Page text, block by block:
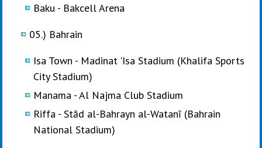
Baku - Bakcell Arena
05.) Bahrain
Isa Town - Madinat 'Isa Stadium (Khalifa Sports
City Stadium)
Manama - Al Najma Club Stadium
Riffa - Stād al-Bahrayn al-Watanī (Bahrain
National Stadium)